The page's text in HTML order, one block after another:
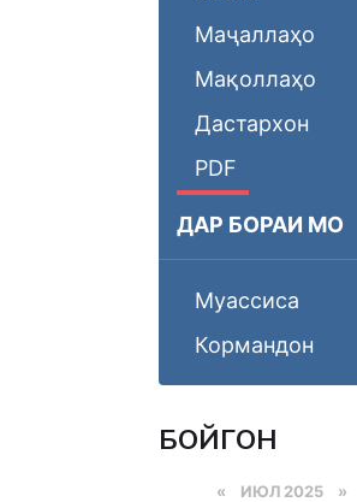
Маҷаллаҳо
Мақоллаҳо
Дастархон
PDF
ДАР БОРАИ МО
Муассиса
Кормандон
БОЙГОНӢ
« ИЮЛ 2025 »